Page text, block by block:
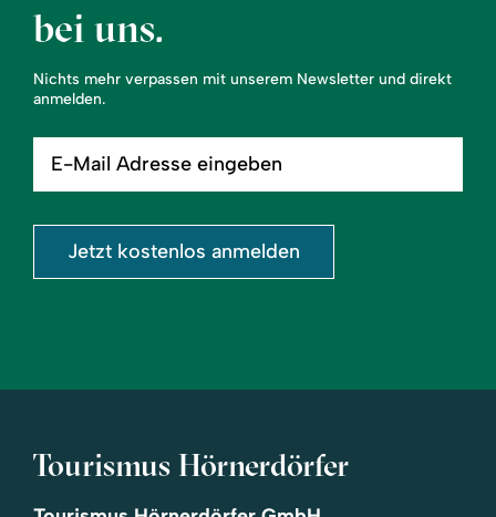
bei uns.
Nichts mehr verpassen mit unserem Newsletter und direkt
anmelden.
Mail
eingeben
Jetzt kostenlos anmelden
Tourismus Hörnerdörfer